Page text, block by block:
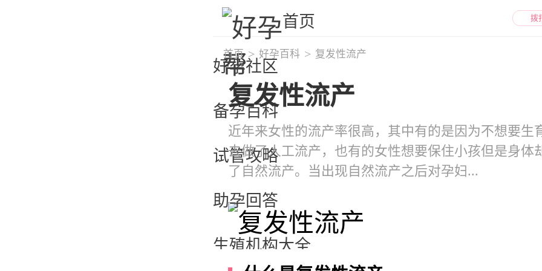
拨
首页
好孕社区
备孕百科
试管攻略
助孕回答
生殖机构大全
首页 好孕百科 复发性流产
复发性流产
近年来女性的流产率很高，其中有的是因为不想要生
去做了人工流产，也有的女性想要保住小孩但是身体
了自然流产。当出现自然流产之后对孕妇...